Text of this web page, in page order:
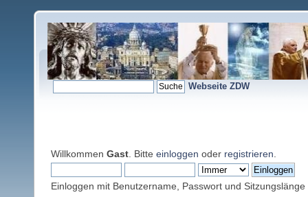
Webseite ZDW
Willkommen Gast . Bitte einloggen oder registrieren
Einloggen mit Benutzername, Passwort und Sitzungslänge